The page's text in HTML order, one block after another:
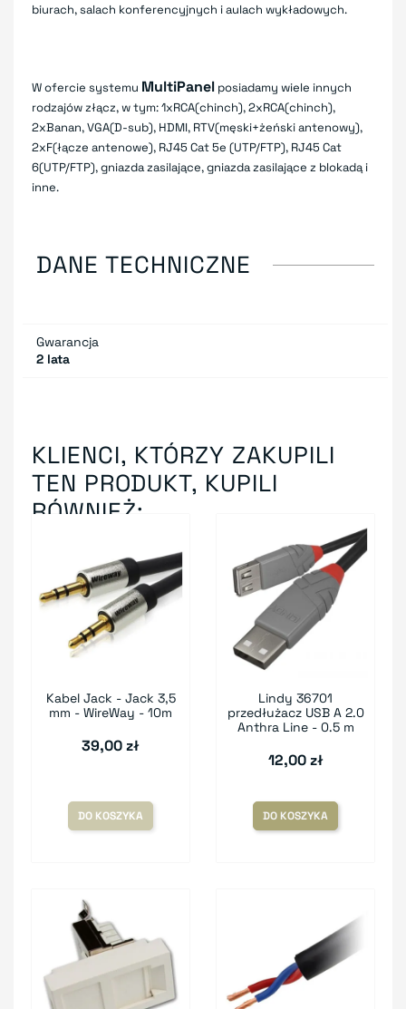
biurach, salach konferencyjnych i aulach wykładowych.
W ofercie systemu MultiPanel posiadamy wiele innych
rodzajów złącz, w tym: 1xRCA(chinch), 2xRCA(chinch),
2xBanan, VGA(D-sub), HDMI, RTV(męski+żeński antenowy),
2xF(łącze antenowe), RJ45 Cat 5e (UTP/FTP), RJ45 Cat
6(UTP/FTP), gniazda zasilające, gniazda zasilające z blokadą i
inne.
DANE TECHNICZNE
Gwarancja
2 lata
KLIENCI, KTÓRZY ZAKUPILI
TEN PRODUKT, KUPILI
RÓWNIEŻ:
Kabel Jack - Jack 3,5
mm - WireWay - 10m
39,00 zł
DO KOSZYKA
Lindy 36701
przedłużacz USB A 2.0
Anthra Line - 0.5 m
12,00 zł
DO KOSZYKA